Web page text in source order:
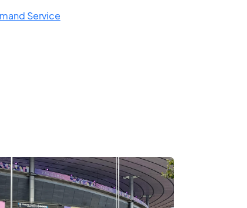
Service